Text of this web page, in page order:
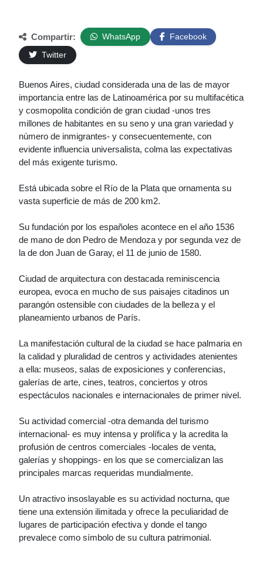
Compartir: WhatsApp
Facebook
Twitter
Buenos Aires, ciudad considerada una de las de mayor
importancia entre las de Latinoamérica por su multifacética
y cosmopolita condición de gran ciudad -unos tres
millones de habitantes en su seno y una gran variedad y
número de inmigrantes- y consecuentemente, con
evidente influencia universalista, colma las expectativas
del más exigente turismo.
Está ubicada sobre el Río de la Plata que ornamenta su
vasta superficie de más de 200 km2.
Su fundación por los españoles acontece en el año 1536
de mano de don Pedro de Mendoza y por segunda vez de
la de don Juan de Garay, el 11 de junio de 1580.
Ciudad de arquitectura con destacada reminiscencia
europea, evoca en mucho de sus paisajes citadinos un
parangón ostensible con ciudades de la belleza y el
planeamiento urbanos de París.
La manifestación cultural de la ciudad se hace palmaria en
la calidad y pluralidad de centros y actividades atenientes
a ella: museos, salas de exposiciones y conferencias,
galerías de arte, cines, teatros, conciertos y otros
espectáculos nacionales e internacionales de primer nivel.
Su actividad comercial -otra demanda del turismo
internacional- es muy intensa y prolífica y la acredita la
profusión de centros comerciales -locales de venta,
galerías y shoppings- en los que se comercializan las
principales marcas requeridas mundialmente.
Un atractivo insoslayable es su actividad nocturna, que
tiene una extensión ilimitada y ofrece la peculiaridad de
lugares de participación efectiva y donde el tango
prevalece como símbolo de su cultura patrimonial.